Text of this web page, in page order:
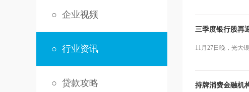
○ 企业视频
○ 行业资讯
○ 贷款攻略
三季度银行股再
11月27日晚，光大
持牌消费金融机